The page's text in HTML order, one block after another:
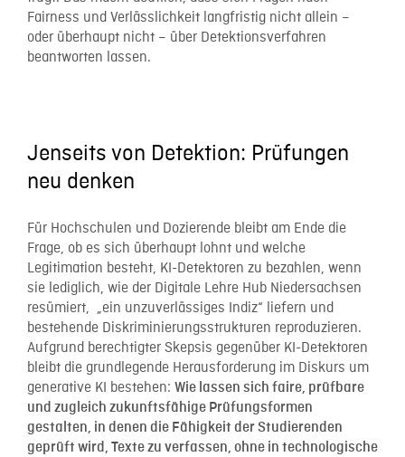
Fairness und Verlässlichkeit langfristig nicht allein –
oder überhaupt nicht – über Detektionsverfahren
beantworten lassen.
Jenseits von Detektion: Prüfungen
neu denken
Für Hochschulen und Dozierende bleibt am Ende die
Frage, ob es sich überhaupt lohnt und welche
Legitimation besteht, KI-Detektoren zu bezahlen, wenn
sie lediglich, wie der Digitale Lehre Hub Niedersachsen
resümiert, „ein unzuverlässiges Indiz“ liefern und
bestehende Diskriminierungsstrukturen reproduzieren.
Aufgrund berechtigter Skepsis gegenüber KI-Detektoren
bleibt die grundlegende Herausforderung im Diskurs um
generative KI bestehen: Wie lassen sich faire, prüfbare
und zugleich zukunftsfähige Prüfungsformen
gestalten, in denen die Fähigkeit der Studierenden
geprüft wird, Texte zu verfassen, ohne in technologische